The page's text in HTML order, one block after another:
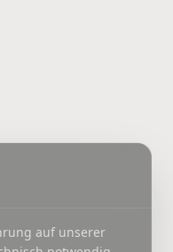
auf unserer